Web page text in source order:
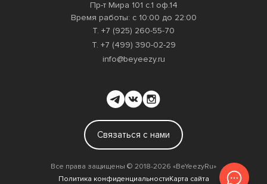
Пр-т Мира 101 с.1 оф.14
Время работы: с 10:00 до 22:00
Т. +7 (925) 260-55-70
Т. +7 (499) 390-02-29
info@beyeezy.ru
Связаться с нами
Все права защищены ©️ 2018-2026 «BeYeezyRu»
Политика конфиденциальностиКарта сайта